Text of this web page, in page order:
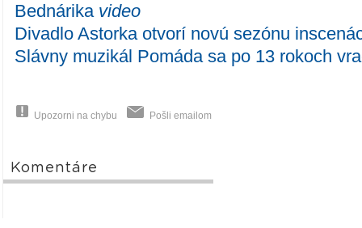
Bednárika video
Divadlo Astorka otvorí novú sezónu
Slávny muzikál Pomáda sa po 13 rokoch
Upozorni na chybu Pošli emailom
Komentáre